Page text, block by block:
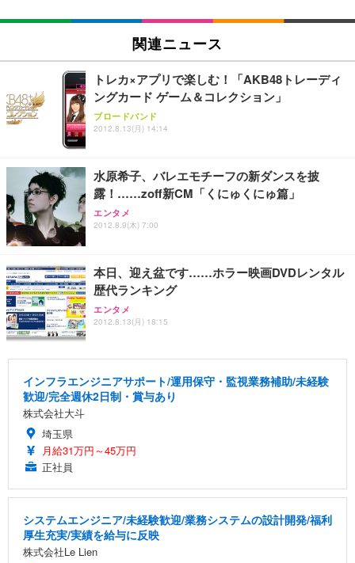
Sezlife オフィスチェア デスクチェア 疲れない テレ
ワーク チェア 強化バックレスト 30度ロッキング機
レスト 3Dヘッドレスト ハンガー付き 高反発クッシ
ョン PCチェア 通気性メッシュ ゲーミング/勉強/事
務用 おしゃれ パソコンチェア (ブラック)
￥7,680
Sezlife オフィスチェア デスクチェア 疲れない テレ
レスト 3Dヘッドレスト ハンガー付き 高反発クッシ
ョン PCチェア 通気性メッシュ ゲーミング/勉強/事
務用 おしゃれ パソコンチェア (ホワイト)
￥7,680
ANDWINT オフィスチェア デスクチェア 肘なし メ
ト 幅52×奥行58.5×高さ84～96cm テレワーク 在宅
勤務 ブラック
￥4,139
【純正品】27"ゲーミングモニター DualSense 充電
フック付き（CFI-ZDM1J）
￥49,979
【整備済み品】Dell E2724HS 27インチ 液晶モニタ
応 ComfortView ビジネス向け
￥15,800
【MiniLED/24.5inch/280Hz/FHD】GRAPHT THE S
像低減 (3年保証 | 輝点保証 | 日本メーカー)
￥34,980
ネオ・ルーライフ ネオ・オムツ L 中型犬用 26枚入
り 単品
￥1,800
Smart Basic(スマートベーシック) 【Amazon.co.jp
￥3,670
アイリスオーヤマ ペットシーツ 超厚型 お徳用 レギ
￥3,731
関連ニュース
トレカ×アプリで楽しむ！「AKB48トレーディ
ングカード ゲーム＆コレクション」
ブロードバンド
2012.8.13(月) 14:14
水原希子、バレエモチーフの新ダンスを披
露！……zoff新CM「くにゅくにゅ篇」
エンタメ
2012.8.9(木) 7:00
本日、迎え盆です……ホラー映画DVDレンタル
歴代ランキング
エンタメ
2012.8.13(月) 18:15
インフラエンジニアサポート/運用保守・監視業務補助/未経験
歓迎/完全週休2日制・賞与あり
株式会社大斗
埼玉県
月給31万円～45万円
正社員
システムエンジニア/未経験歓迎/業務システムの設計開発/福利
厚生充実/実績を給与に反映
株式会社Le Lien